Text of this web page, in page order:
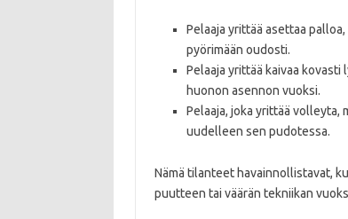
Pelaaja yrittää asettaa
pyörimään oudosti.
Pelaaja yrittää kaivaa
huonon asennon vuoksi.
Pelaaja, joka yrittää volleyta,
uudelleen sen pudotessa.
Nämä tilanteet havainnollistavat,
puutteen tai väärän tekniikan